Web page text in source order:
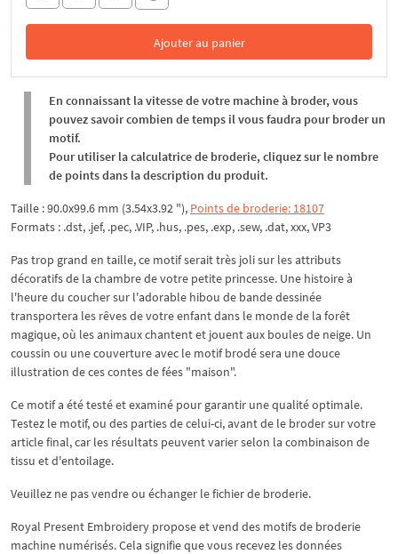
Ajouter au panier
Dans le panier
En connaissant la vitesse de votre machine à broder, vous
pouvez savoir combien de temps il vous faudra pour broder un
motif.
Pour utiliser la calculatrice de broderie, cliquez sur le nombre
de points dans la description du produit.
Taille : 90.0x99.6 mm (3.54x3.92 "), Points de broderie: 18107
Formats : .dst, .jef, .pec, .VIP, .hus, .pes, .exp, .sew, .dat, xxx, VP3
Pas trop grand en taille, ce motif serait très joli sur les attributs
décoratifs de la chambre de votre petite princesse. Une histoire à
l'heure du coucher sur l'adorable hibou de bande dessinée
transportera les rêves de votre enfant dans le monde de la forêt
magique, où les animaux chantent et jouent aux boules de neige. Un
coussin ou une couverture avec le motif brodé sera une douce
illustration de ces contes de fées "maison".
Ce motif a été testé et examiné pour garantir une qualité optimale.
Testez le motif, ou des parties de celui-ci, avant de le broder sur votre
article final, car les résultats peuvent varier selon la combinaison de
tissu et d'entoilage.
Veuillez ne pas vendre ou échanger le fichier de broderie.
Royal Present Embroidery propose et vend des motifs de broderie
machine numérisés. Cela signifie que vous recevez les données